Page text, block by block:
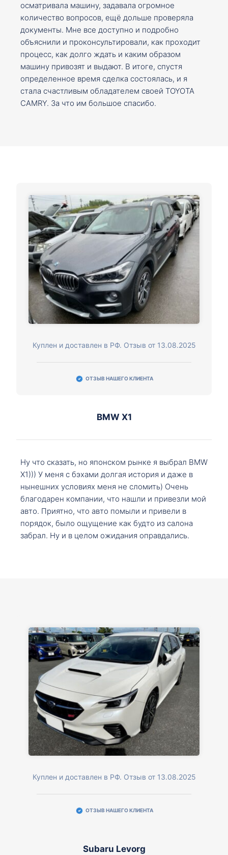
осматривала машину, задавала огромное
количество вопросов, ещё дольше проверяла
документы. Мне все доступно и подробно
объяснили и проконсультировали, как проходит
процесс, как долго ждать и каким образом
машину привозят и выдают. В итоге, спустя
определенное время сделка состоялась, и я
стала счастливым обладателем своей TOYOTA
CAMRY. За что им большое спасибо.
Куплен и доставлен в РФ. Отзыв от 13.08.2025
ОТЗЫВ НАШЕГО КЛИЕНТА
BMW X1
Ну что сказать, но японском рынке я выбрал BMW
X1))) У меня с бэхами долгая история и даже в
нынешних условиях меня не сломить) Очень
благодарен компании, что нашли и привезли мой
авто. Приятно, что авто помыли и привели в
порядок, было ощущение как будто из салона
забрал. Ну и в целом ожидания оправдались.
Куплен и доставлен в РФ. Отзыв от 13.08.2025
ОТЗЫВ НАШЕГО КЛИЕНТА
Subaru Levorg